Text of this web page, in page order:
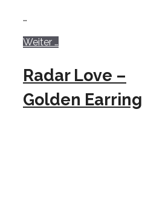
…
Weiter …
Radar Love –
Golden Earring